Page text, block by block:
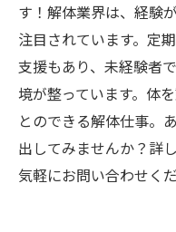
す！解体業界は、経験
注目されています。定
支援もあり、未経験者
境が整っています。体
とのできる解体仕事。
出してみませんか？詳
気軽にお問い合わせく